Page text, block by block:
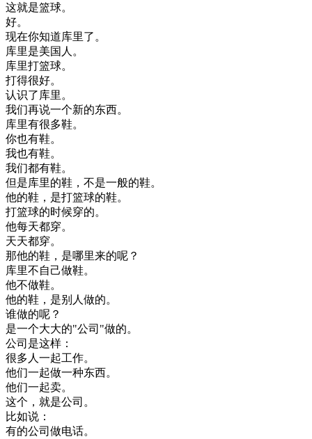
这就是篮球。
好。
现在你知道库里了。
库里是美国 人。
库里打篮球。
打得很好。
认识了库里。
我们再说一个新的东西。
库里有很多鞋。
你也有鞋。
我也有鞋。
我们都有鞋。
但是库里的鞋 ， 不是一般的鞋。
他的鞋 ， 是打篮球的鞋。
打篮球的时候穿的。
他每天都穿。
天天都穿。
那他的鞋 ， 是哪里来的呢 ？
库里不自己做鞋。
他不做鞋。
他的鞋 ， 是别人做的。
谁做的呢 ？
是一个大大的"公司 "做的。
公司 是这样 ：
很多人一起工作。
他们一起做一种东西。
他们一起卖。
这个 ， 就是公司 。
比如说 ：
有的公司 做电话。